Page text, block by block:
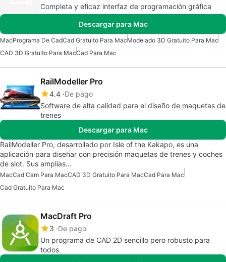
Completa y eficaz interfaz de programación gráfica
Descargar para Mac
MacPrograma De CadCad Gratuito Para MacModelado 3D Gratuito Para Mac
CAD 3D Gratuito Para MacCad Para Mac
RailModeller Pro
4.4 De pago
Software de alta calidad para el diseño de maquetas de
trenes
Descargar para Mac
RailModeller Pro, desarrollado por Isle of the Kakapo, es una
aplicación para diseñar con precisión maquetas de trenes y coches
de slot. Sus amplias…
MacCad Cam Para MacCAD 3D Gratuito Para MacCad Para Mac
Cad Gratuito Para Mac
MacDraft Pro
3 De pago
Un programa de CAD 2D sencillo pero robusto para
todos